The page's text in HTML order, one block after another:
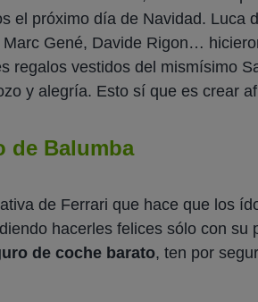
el próximo día de Navidad. Luca
Gené, Davide Rigon…
regalos vestidos del mismísimo
y alegría. Esto sí que es crear
de Balumba
de Ferrari que hace que los
hacerles felices sólo con su
de coche barato, ten por